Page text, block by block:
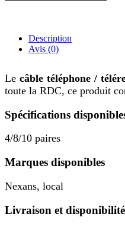
Description
Avis (0)
Le câble téléphone /
toute la RDC, ce produit
Spécifications
4/8/10 paires
Marques disponibles
Nexans, local
Livraison et disponibilité